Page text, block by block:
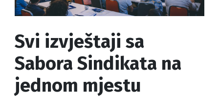
Svi izvještaji sa
Sabora Sindikata na
jednom mjestu